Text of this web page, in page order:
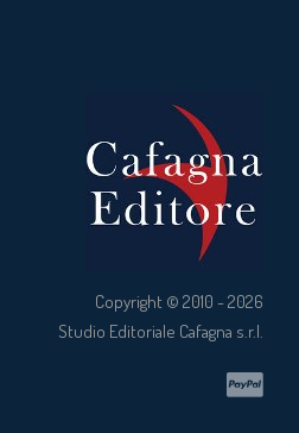
Copyright © 2010 - 2026
Studio Editoriale Cafagna s.r.l.